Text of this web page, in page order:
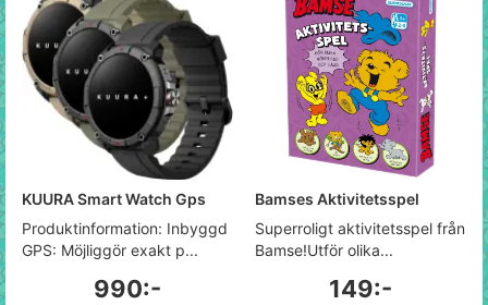
KUURA Smart Watch Gps
Produktinformation: Inbyggd
GPS: Möjliggör exakt p...
990:-
Bamses Aktivitetsspel
Superroligt aktivitetsspel från
Bamse!Utför olika...
149:-